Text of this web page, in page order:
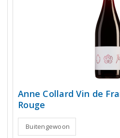
Anne Collard Vin de
Rouge
Buitengewoon